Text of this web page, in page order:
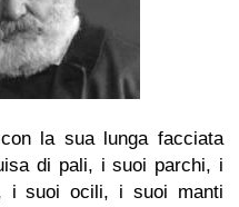
la sua lunga facciata
di pali, i suoi parchi, i
i suoi ocili, i suoi manti